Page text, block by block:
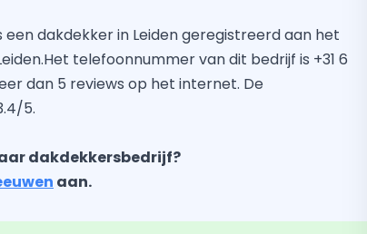
dakdekker in Leiden geregistreerd aan het
telefoonnummer van dit bedrijf is +31 6
dan 5 reviews op het internet. De
5.
dakdekkersbedrijf?
aan.